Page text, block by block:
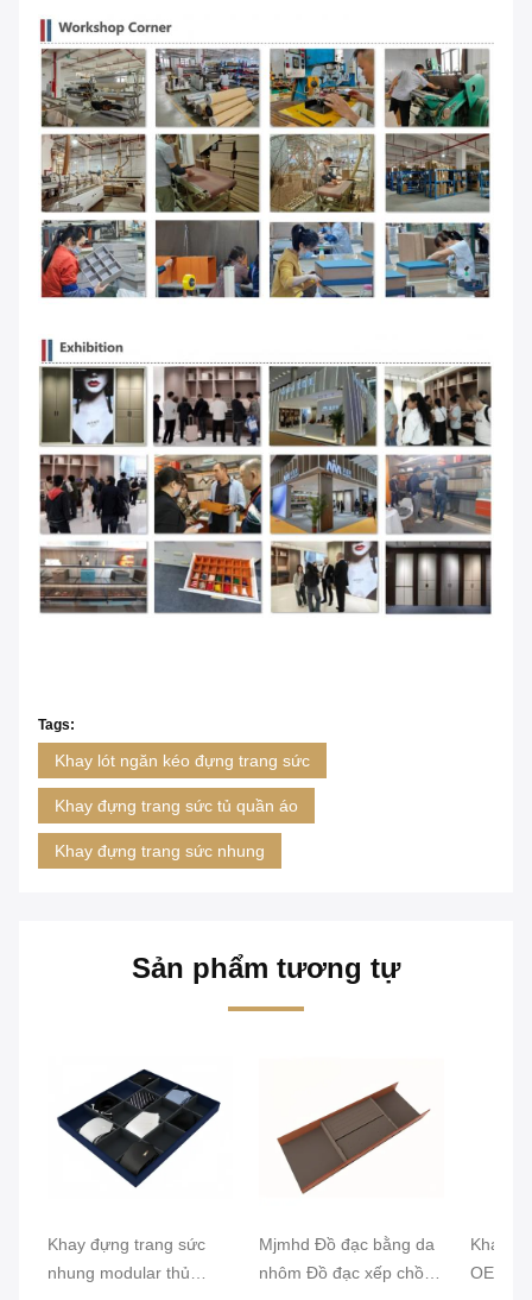
Tags:
Khay lót ngăn kéo đựng trang sức
Khay đựng trang sức tủ quần áo
Khay đựng trang sức nhung
Sản phẩm tương tự
Khay đựng trang sức
nhung modular thủ
Mjmhd Đồ đạc bằng da
nhôm Đồ đạc xếp chồng
Khay
OEM